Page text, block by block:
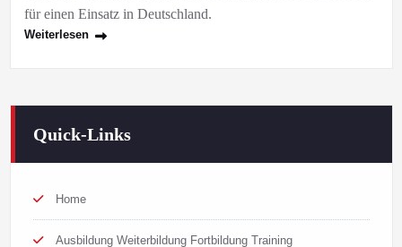
für einen Einsatz in Deutschland.
Weiterlesen
Quick-Links
Home
Ausbildung Weiterbildung Fortbildung Training